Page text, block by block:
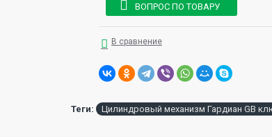
ВОПРОС ПО ТОВАРУ
В сравнение
Теги: Цилиндровый механизм Гардиан GB